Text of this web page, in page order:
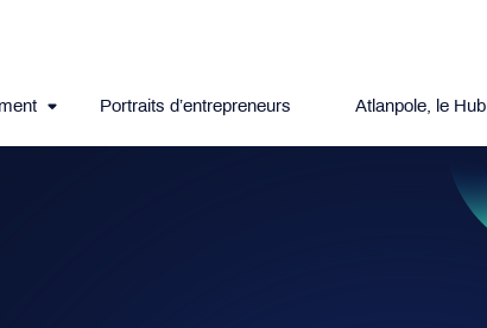
Portraits d’entrepreneurs Atlanpole, le Hub